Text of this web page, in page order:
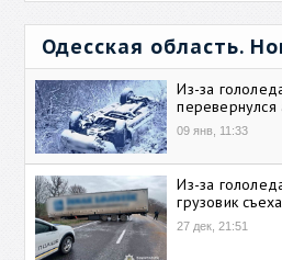
Одесская область.
Из-за
перевернулся
09 янв, 11:33
Из-за
грузовик
27 дек, 21:51